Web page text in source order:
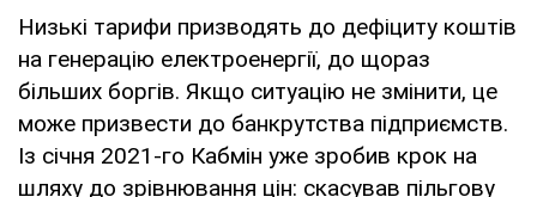
Низькі тарифи призводять до дефіциту коштів
на генерацію електроенергії, до щораз
більших боргів. Якщо ситуацію не змінити, це
може призвести до банкрутства підприємств.
Із січня 2021-го Кабмін уже зробив крок на
шляху до зрівнювання цін: скасував пільгову